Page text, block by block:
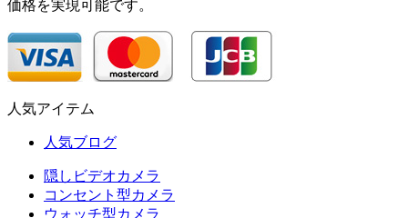
価格を実現可能です。
人気アイテム
人気ブログ
隠しビデオカメラ
コンセント型カメラ
ウォッチ型カメラ